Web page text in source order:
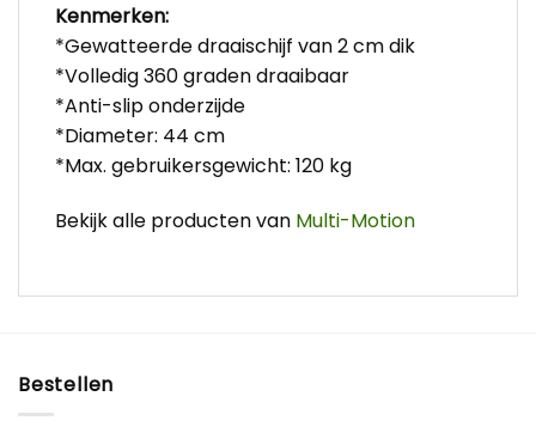
Kenmerken:
*Gewatteerde draaischijf van 2 cm dik
*Volledig 360 graden draaibaar
*Anti-slip onderzijde
*Diameter: 44 cm
*Max. gebruikersgewicht: 120 kg
Bekijk alle producten van Multi-Motion
Bestellen